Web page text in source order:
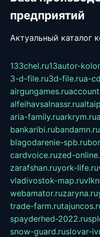
предприятий
Актуальный каталог
133chel.ru13autor-
3-d-file.ru3d-file.rua-
airgungames.ru
alfeihavsalnassr.ru
aria-family.ruarkrym.ru
bankaribi.rubandamn.ru
blagodarenie-spb.ru
cardvoice.ruzed-
zarafshan.ruyork-life.ru
vladivostok-map.ru
webamator.ruzaryna.ru
trade-farm.ru
spayderhed-2022.ru
snow-guard.ruslovar-